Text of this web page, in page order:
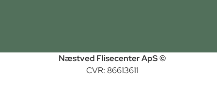
Næstved Flisecenter ApS ©
CVR: 86613611